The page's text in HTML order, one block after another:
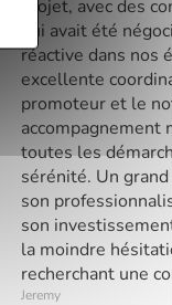
projet, avec des
qui avait été
réactive dans nos
excellente
promoteur et le
accompagnement
toutes les
sérénité. Un
son
son
la moindre
recherchant une
Jeremy